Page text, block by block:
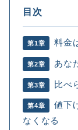
目次
第1章 料金
第2章 あな
第3章 比べ
第4章
値下
なくなる